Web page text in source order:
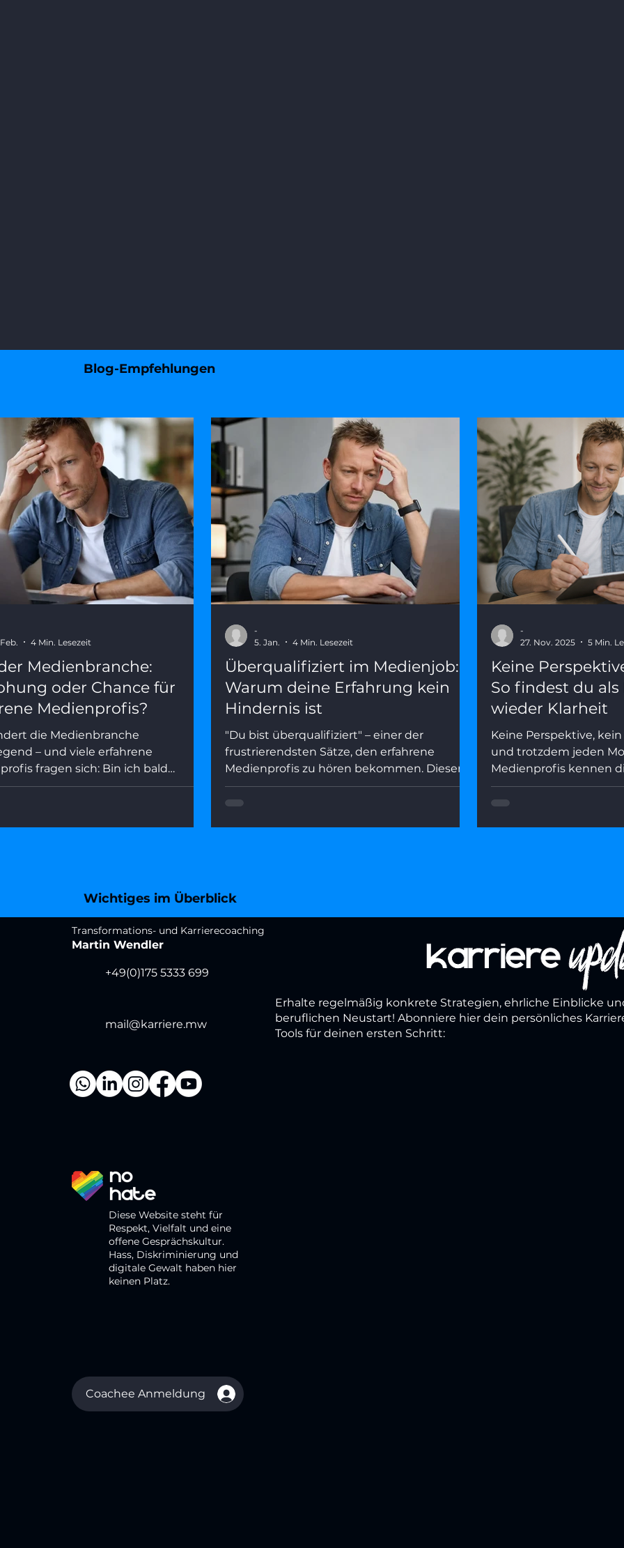
Blog-Empfehlungen
Medienbranche:
oder Chance für
Medienprofis?
die Medienbranche
– und viele erfahrene
fragen sich: Bin ich bald
Dieser Artikel zeigt, was hinter
4 Min. Lesezeit
Überqualifiziert im Medienjob:
Warum deine Erfahrung kein
Hindernis ist
"Du bist überqualifiziert" – einer der
frustrierendsten Sätze, den erfahrene
Medienprofis zu hören bekommen. Dieser
Artikel zeigt, was wirklich dahintersteckt,
warum Seniorität kein Karriere-Handicap
-
5. Jan.
4 Min. Lesezeit
Keine
So findest du
wieder Klarheit
Keine Perspektive, kein
und trotzdem jeden
Medienprofis kennen
Dieser Artikel zeigt,
Perspektive kein
-
27. Nov. 2025
5 Min.
Wichtiges im Überblick
+49(0)175 5333 699
Transformations- und Karrierecoaching
Martin Wendler
mail@karriere.mw
Diese Website steht für
Respekt, Vielfalt und eine
offene Gesprächskultur.
Hass, Diskriminierung und
digitale Gewalt haben hier
keinen Platz.
Coachee Anmeldung
Erhalte regelmäßig konkrete Strategien, ehrliche Einblicke
beruflichen Neustart! Abonniere hier dein persönliches
Tools für deinen ersten Schritt: